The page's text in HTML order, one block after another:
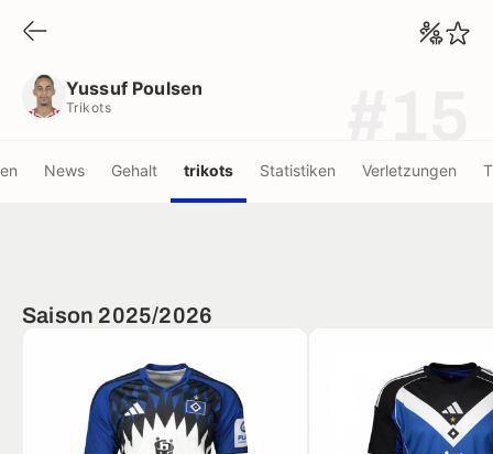
Yussuf Poulsen
Trikots
News Gehalt trikots Statistiken Verletzungen
Saison 2025/2026